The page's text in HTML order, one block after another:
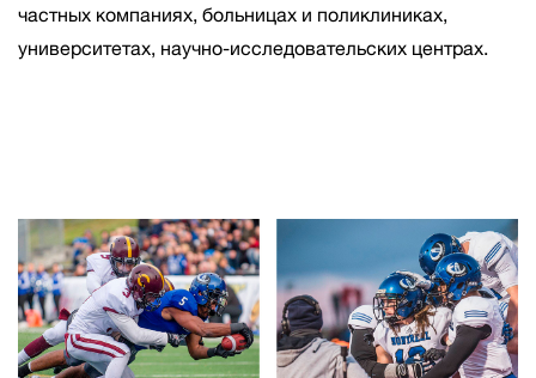
частных компаниях, больницах и поликлиниках,
университетах, научно-исследовательских центрах.